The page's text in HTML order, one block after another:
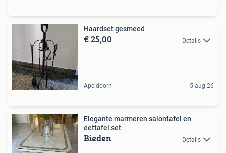
Haardset gesmeed
€ 25,00 Details
Apeldoorn 5 aug 26
Elegante marmeren salontafel en
eettafel set
Bieden Details